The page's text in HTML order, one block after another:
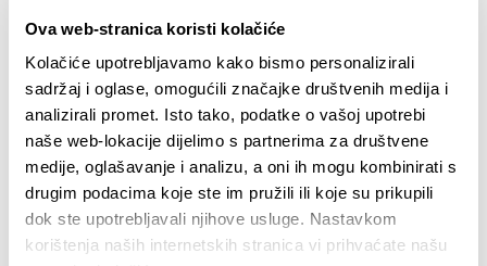
Ova web-stranica koristi kolačiće
Kolačiće upotrebljavamo kako bismo personalizirali
sadržaj i oglase, omogućili značajke društvenih medija i
analizirali promet. Isto tako, podatke o vašoj upotrebi
naše web-lokacije dijelimo s partnerima za društvene
medije, oglašavanje i analizu, a oni ih mogu kombinirati s
drugim podacima koje ste im pružili ili koje su prikupili
dok ste upotrebljavali njihove usluge. Nastavkom
korištenja naših internetskih stranica vi prihvaćate našu
EVENTS
1/1/25- 12/31/26
CITY OF SPLIT EVENT CALENDAR